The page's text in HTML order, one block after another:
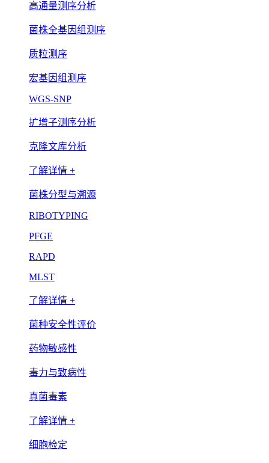
高通量测序分析
菌株全基因组测序
质粒测序
宏基因组测序
WGS-SNP
扩增子测序分析
克隆文库分析
了解详情 +
菌株分型与溯源
RIBOTYPING
PFGE
RAPD
MLST
了解详情 +
菌种安全性评价
药物敏感性
毒力与致病性
真菌毒素
了解详情 +
细胞检定